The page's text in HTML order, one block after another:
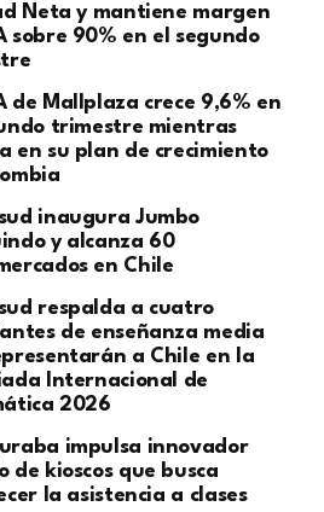
Neta y mantiene margen
sobre 90% en el segundo
de Mallplaza crece 9,6% en
trimestre mientras
en su plan de crecimiento
inaugura Jumbo
y alcanza 60
en Chile
respalda a cuatro
de enseñanza media
a Chile en la
Internacional de
2026
impulsa innovador
de kioscos que busca
la asistencia a clases